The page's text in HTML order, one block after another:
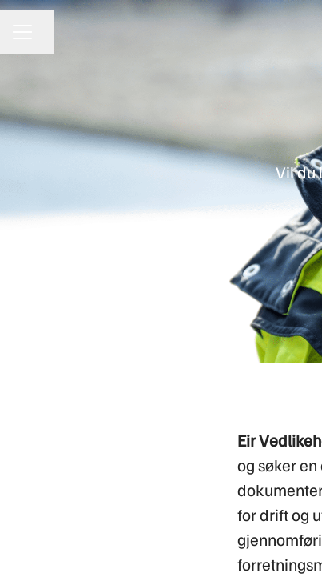
Vil du
Eir
og søker
for drift og